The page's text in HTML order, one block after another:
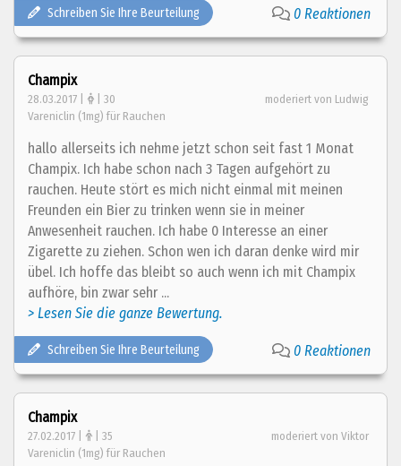
Schreiben Sie Ihre Beurteilung 0 Reaktionen
Champix
28.03.2017 | | 30
moderiert von Ludwig
Vareniclin (1mg) für Rauchen
hallo allerseits ich nehme jetzt schon seit fast 1 Monat
Champix. Ich habe schon nach 3 Tagen aufgehört zu
rauchen. Heute stört es mich nicht einmal mit meinen
Freunden ein Bier zu trinken wenn sie in meiner
Anwesenheit rauchen. Ich habe 0 Interesse an einer
Zigarette zu ziehen. Schon wen ich daran denke wird mir
übel. Ich hoffe das bleibt so auch wenn ich mit Champix
aufhöre, bin zwar sehr ...
> Lesen Sie die ganze Bewertung.
Schreiben Sie Ihre Beurteilung 0 Reaktionen
Champix
27.02.2017 | | 35
moderiert von Viktor
Vareniclin (1mg) für Rauchen